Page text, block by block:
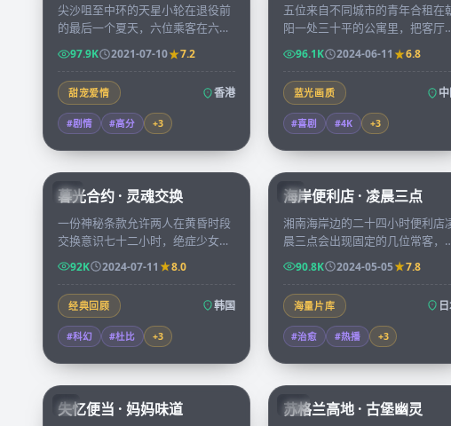
尖沙咀至中环的天星小轮在退役前
的最后一个夏天，六位乘客在六段
日落里说出彼此守了几十年的秘
密，渡轮也写完了它的告别诗。
97.9K 2021-07-10 7.2
甜宠爱情 香港
#剧情 #高分 +3
五位来自不同城市的青年合租在
阳一处三十平的公寓里，把客厅
成办公室，把厨房当成会议室，记
录创业第一年的每一次崩溃与重
启。
96.1K 2024-06-11 6.8
蓝光画质
#喜剧 #4K +3
KR
99:50
暮光合约 · 灵魂交换
一份神秘条款允许两人在黄昏时段
交换意识七十二小时，绝症少女与
亡命赌徒签下契约，谁也没想到那
是一桩跨越生死的精密阴谋。
92K 2024-07-11 8.0
经典回顾 韩国
#科幻 #杜比 +3
JP
海岸便利店 · 凌晨三点
湘南海岸边的二十四小时便利店
晨三点会出现固定的几位常客，
个人都带着各自的失眠故事换取一
杯关东煮的温度。
90.8K 2024-05-05 7.8
海量片库
#治愈 #热播 +3
JP
59:19
失忆便当 · 妈妈味道 CN
苏格兰高地 · 古堡幽灵